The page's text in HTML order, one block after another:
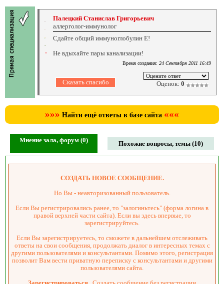
Палецкий Станислав Григорьевич
аллерголог-иммунолог
Сдайте общий иммуноглобулин Е!
Не вдыхайте пары канализации!
Время создания: 24 Сентября 2011 16:49
Оценок: 0
»»» Найти ещё ответы в базе сайта «««
Мнение зала, форум (0) Похожие вопросы, темы (10)
СОЗДАТЬ НОВОЕ СООБЩЕНИЕ.
Но Вы - неавторизованный пользователь.
Если Вы регистрировались ранее, то "залогиньтесь" (форма логина в
правой верхней части сайта). Если вы здесь впервые, то
зарегистрируйтесь.
Если Вы зарегистрируетесь, то сможете в дальнейшем отслеживать
ответы на свои сообщения, продолжать диалог в интересных темах с
другими пользователями и консультантами. Помимо этого, регистрация
позволит Вам вести приватную переписку с консультантами и другими
пользователями сайта.
Зарегистрироваться Создать сообщение без регистрации